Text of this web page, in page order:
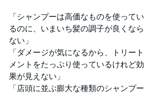
「シャンプーは高価なものを使ってい
るのに、いまいち髪の調子が良くなら
ない」
「ダメージが気になるから、トリート
メントをたっぷり使っているけれど効
果が見えない」
「店頭に並ぶ膨大な種類のシャンプー